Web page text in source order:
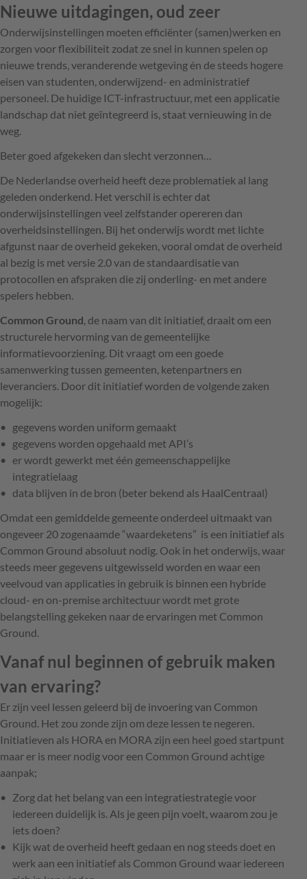
Nieuwe uitdagingen, oud zeer
Onderwijsinstellingen moeten efficiënter (samen)werken en
zorgen voor flexibiliteit zodat ze snel in kunnen spelen op
nieuwe trends, veranderende wetgeving én de steeds hogere
eisen van studenten, onderwijzend- en administratief
personeel. De huidige ICT-infrastructuur, met een applicatie
landschap dat niet geïntegreerd is, staat vernieuwing in de
weg.
Beter goed afgekeken dan slecht verzonnen…
De Nederlandse overheid heeft deze problematiek al lang
geleden onderkend. Het verschil is echter dat
onderwijsinstellingen veel zelfstander opereren dan
overheidsinstellingen. Bij het onderwijs wordt met lichte
afgunst naar de overheid gekeken, vooral omdat de overheid
al bezig is met versie 2.0 van de standaardisatie van
protocollen en afspraken die zij onderling- en met andere
spelers hebben.
Common Ground , de naam van dit initiatief, draait om een
structurele hervorming van de gemeentelijke
informatievoorziening. Dit vraagt om een goede
samenwerking tussen gemeenten, ketenpartners en
leveranciers. Door dit initiatief worden de volgende zaken
mogelijk:
gegevens worden uniform gemaakt
gegevens worden opgehaald met API’s
er wordt gewerkt met één gemeenschappelijke
integratielaag
data blijven in de bron (beter bekend als HaalCentraal)
Omdat een gemiddelde gemeente onderdeel uitmaakt van
ongeveer 20 zogenaamde “waardeketens” is een initiatief als
Common Ground absoluut nodig. Ook in het onderwijs, waar
steeds meer gegevens uitgewisseld worden en waar een
veelvoud van applicaties in gebruik is binnen een hybride
cloud- en on-premise architectuur wordt met grote
belangstelling gekeken naar de ervaringen met Common
Ground.
Vanaf nul beginnen of gebruik maken
van ervaring?
Er zijn veel lessen geleerd bij de invoering van Common
Ground. Het zou zonde zijn om deze lessen te negeren.
Initiatieven als HORA en MORA zijn een heel goed startpunt
maar er is meer nodig voor een Common Ground achtige
aanpak;
Zorg dat het belang van een integratiestrategie voor
iedereen duidelijk is. Als je geen pijn voelt, waarom zou je
iets doen?
Kijk wat de overheid heeft gedaan en nog steeds doet en
werk aan een initiatief als Common Ground waar iedereen